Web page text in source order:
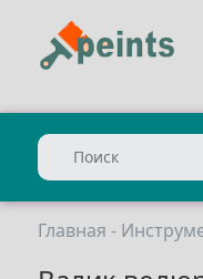
Главная -